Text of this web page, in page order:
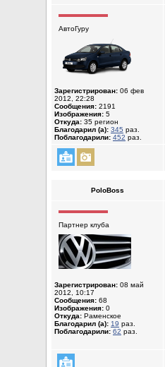
АвтоГуру
Зарегистрирован: 06 фев
2012, 22:28
Сообщения: 2191
Изображения: 5
Откуда: 35 регион
Благодарил (а): 345 раз.
Поблагодарили: 452 раз.
PoloBoss
Партнер клуба
Зарегистрирован: 08 май
2012, 10:17
Сообщения: 68
Изображения: 0
Откуда: Раменское
Благодарил (а): 19 раз.
Поблагодарили: 62 раз.